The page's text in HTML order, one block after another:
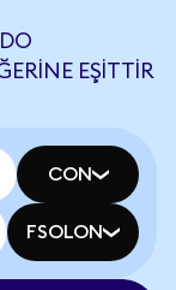
EŞITTIR
CON
FSOLON